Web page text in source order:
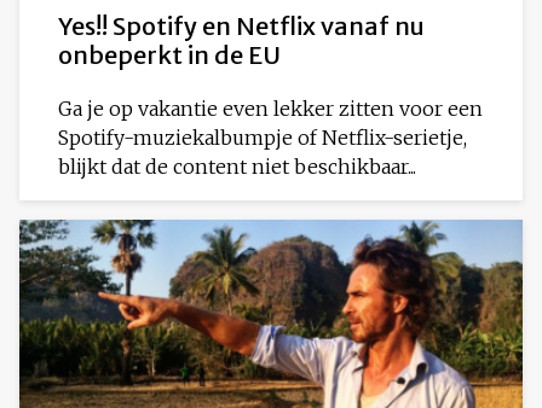
Yes!! Spotify en Netflix vanaf nu
onbeperkt in de EU
Ga je op vakantie even lekker zitten voor een
Spotify-muziekalbumpje of Netflix-serietje,
blijkt dat de content niet beschikbaar...